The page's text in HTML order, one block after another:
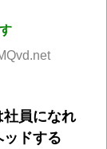
員になれ
ドする